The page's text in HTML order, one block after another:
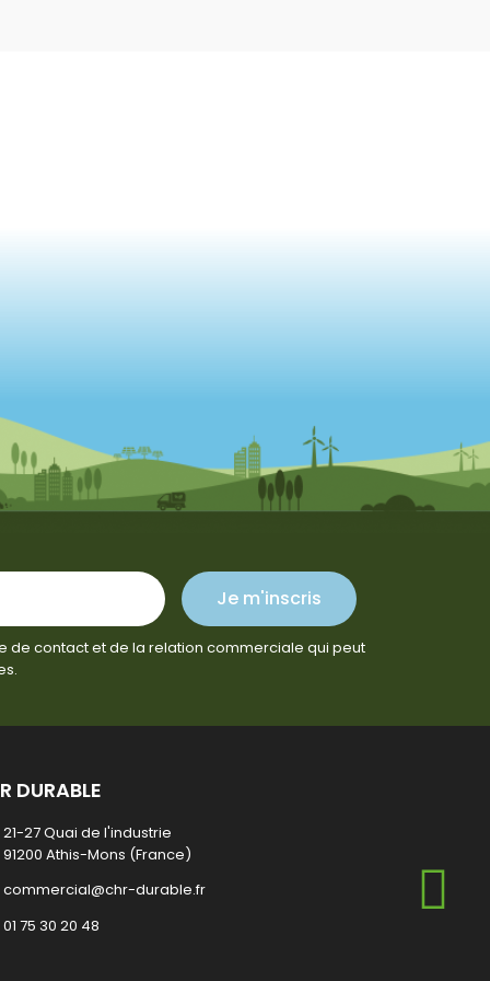
Je m'inscris
de contact et de la relation commerciale qui peut
DURABLE
21-27 Quai de l'industrie
91200 Athis-Mons (France)
commercial@chr-durable.fr
01 75 30 20 48